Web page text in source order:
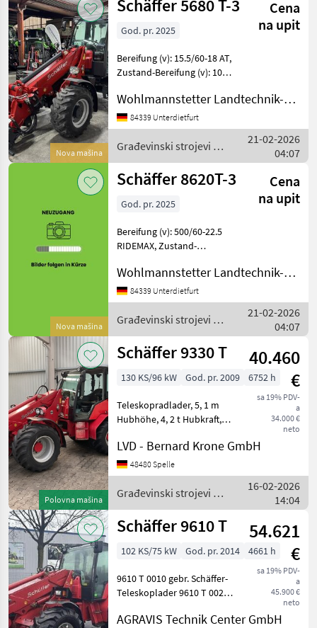
Nova mašina
Schäffer 5680 T-3
Cena
na upit
God. pr. 2025
Bereifung (v): 15.5/60-18 AT,
Zustand-Bereifung (v): 100
AT, Zustand-Bereifung (h):
100 % ________ 104-0011-
004 Zahnradpumpe verstär
Wohlmannstetter Landtechnik-Vertriebs GmbH
84339 Unterdietfurt
Građevinski strojevi /
Schäffer
21-02-2026
04:07
Nova mašina
Schäffer 8620T-3
Cena
na upit
God. pr. 2025
Bereifung (v): 500/60-22.5
RIDEMAX, Zustand-
Bereifung (h): 500/60-22.5
RIDEMAX, Zustand-
Bereifung (h): 100 %
________ 104-0008-035
Wohlmannstetter Landtechnik-Vertriebs GmbH
84339 Unterdietfurt
Građevinski strojevi /
Schäffer
21-02-2026
04:07
Polovna mašina
Schäffer 9330 T
40.460
€
sa 19% PDV-
a
34.000 €
neto
130 KS/96 kW God. pr. 2009 6752 h
Teleskopradlader, 5, 1 m
Hubhöhe, 4, 2 t Hubkraft,
Knicklenkung, Kabine,
Anhängekupplung,
Klimaanlage, Wendelüfter,
Schwingungstilgung,
LVD - Bernard Krone GmbH
48480 Spelle
Građevinski strojevi /
Schäffer
16-02-2026
14:04
Schäffer 9610 T
54.621
€
sa 19% PDV-
a
45.900 €
neto
102 KS/75 kW God. pr. 2014 4661 h
9610 T 0010 gebr. Schäffer-
Teleskoplader 9610 T 0020
Lüftung, Heizung, 0030
AGRAVIS Technik Center GmbH